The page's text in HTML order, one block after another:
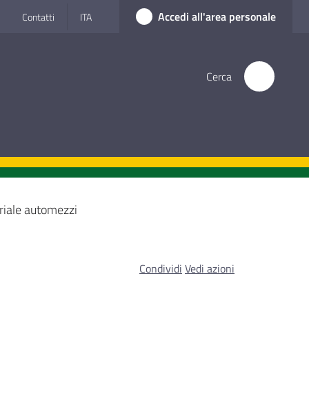
Contatti ITA Accedi all'area personale
Cerca
automezzi
Condividi Vedi azioni